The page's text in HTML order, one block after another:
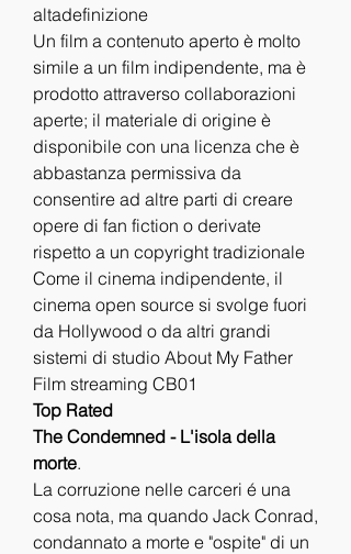
altadefinizione
Un film a contenuto aperto è molto
simile a un film indipendente, ma è
prodotto attraverso collaborazioni
aperte; il materiale di origine è
disponibile con una licenza che è
abbastanza permissiva da
consentire ad altre parti di creare
opere di fan fiction o derivate
rispetto a un copyright tradizionale
Come il cinema indipendente, il
cinema open source si svolge fuori
da Hollywood o da altri grandi
sistemi di studio About My Father
Film streaming CB01
Top Rated
The Condemned - L'isola della
morte.
La corruzione nelle carceri é una
cosa nota, ma quando Jack Conrad,
condannato a morte e "ospite" di un